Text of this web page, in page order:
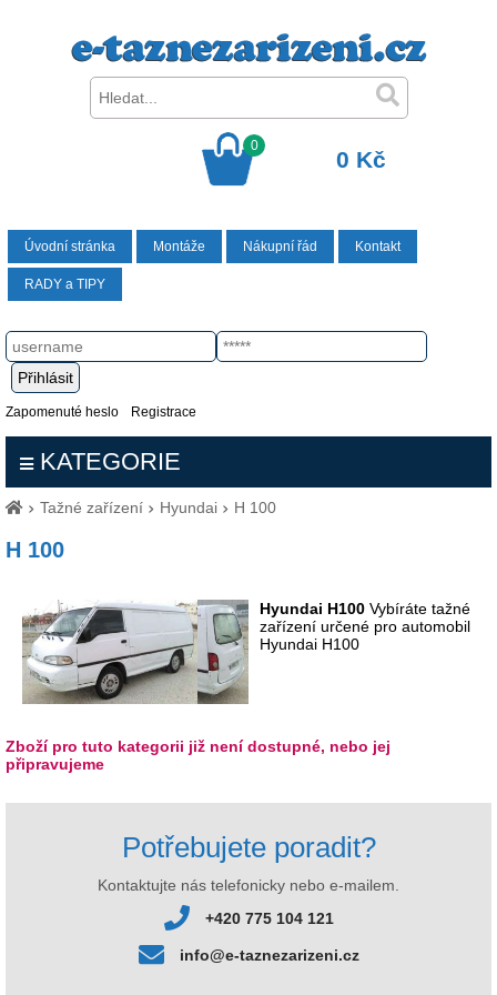
0
0 Kč
Úvodní stránka Montáže Nákupní řád Kontakt
RADY a TIPY
Zapomenuté heslo Registrace
KATEGORIE
Tažné zařízení Hyundai H 100
H 100
Hyundai H100 Vybíráte tažné
zařízení určené pro automobil
Hyundai H100
Zboží pro tuto kategorii již není dostupné, nebo jej
připravujeme
Potřebujete poradit?
Kontaktujte nás telefonicky nebo e-mailem.
+420 775 104 121
info@e-taznezarizeni.cz